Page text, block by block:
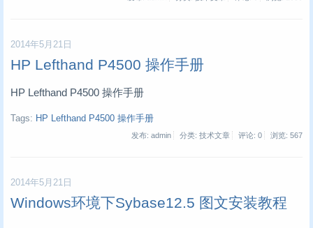
2014年5月21日
HP Lefthand P4500 操作手册
HP Lefthand P4500 操作手册
Tags: HP Lefthand P4500 操作手册
发布: admin 分类: 技术文章 评论: 0 浏览: 567
2014年5月21日
Windows环境下Sybase12.5 图文安装教程